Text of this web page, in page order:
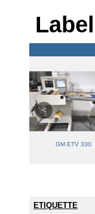
Label
GM ETV 330
ETIQUETTE